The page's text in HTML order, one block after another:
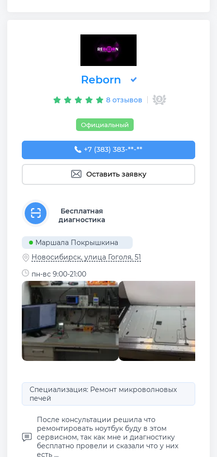
Reborn
8 отзывов
Официальный
+7 (383) 383-29-30
+7 (383) 383-**-**
Оставить заявку
Бесплатная
диагностика
Маршала Покрышкина
Новосибирск, улица Гоголя, 51
пн-вс 9:00-21:00
Специализация: Ремонт микроволновых
печей
После консультации решила что
ремонтировать ноутбук буду в этом
сервисном, так как мне и диагностику
бесплатно провели и сказали что у них
есть ...